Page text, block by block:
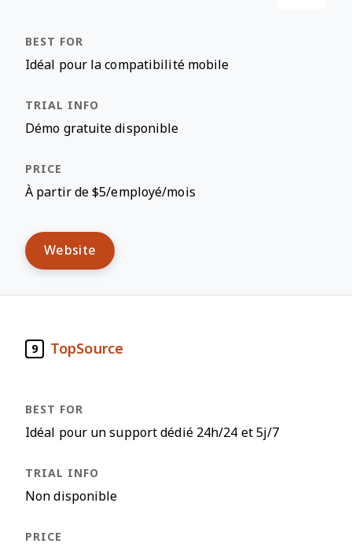
Idéal pour la compatibilité mobile
Démo gratuite disponible
À partir de $5/employé/mois
Website
9 TopSource
Idéal pour un support dédié 24h/24 et 5j/7
Non disponible